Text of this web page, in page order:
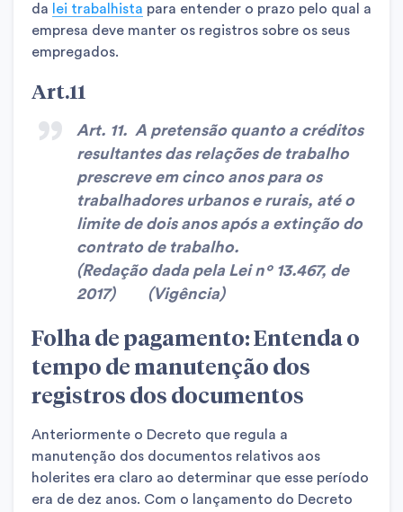
da
lei trabalhista para entender o prazo pelo qual a
empresa deve manter os registros sobre os seus
empregados.
Art.11
Art. 11. A pretensão quanto a créditos
resultantes das relações de trabalho
prescreve em cinco anos para os
trabalhadores urbanos e rurais, até o
limite de dois anos após a extinção do
contrato de trabalho.
(Redação dada pela Lei nº 13.467, de
2017) (Vigência)
Folha de pagamento: Entenda o
tempo de manutenção dos
registros dos documentos
Anteriormente o Decreto que regula a
manutenção dos documentos relativos aos
holerites era claro ao determinar que esse período
era de dez anos. Com o lançamento do Decreto